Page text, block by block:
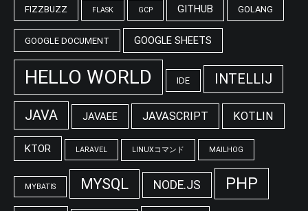
FIZZBUZZ FLASK GCP GITHUB GOLANG
GOOGLE DOCUMENT GOOGLE SHEETS
HELLO WORLD IDE INTELLIJ
JAVA JAVAEE JAVASCRIPT KOTLIN
KTOR LARAVEL LINUXコマンド MAILHOG
MYBATIS MYSQL NODE.JS PHP